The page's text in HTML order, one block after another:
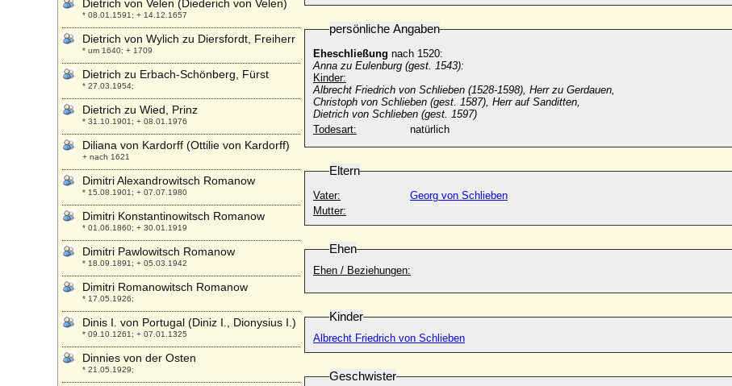
persönliche Angaben
Eheschließung nach 1520:
Anna zu Eulenburg (gest. 1543):
Kinder:
Albrecht Friedrich von Schlieben (1528-1598), Herr zu Gerdauen,
Christoph von Schlieben (gest. 1587), Herr auf Sanditten,
Dietrich von Schlieben (gest. 1597)
Todesart:
natürlich
Eltern
Vater:
Georg von Schlieben
Mutter:
Ehen
Ehen / Beziehungen:
Kinder
Albrecht Friedrich von Schlieben
Geschwister
Dietrich von Velen (Diederich von Velen)
* 08.01.1591; + 14.12.1657
Dietrich von Wylich zu Diersfordt, Freiherr
* um 1640; + 1709
Dietrich zu Erbach-Schönberg, Fürst
* 27.03.1954;
Dietrich zu Wied, Prinz
* 31.10.1901; + 08.01.1976
Diliana von Kardorff (Ottilie von Kardorff)
+ nach 1621
Dimitri Alexandrowitsch Romanow
* 15.08.1901; + 07.07.1980
Dimitri Konstantinowitsch Romanow
* 01.06.1860; + 30.01.1919
Dimitri Pawlowitsch Romanow
* 18.09.1891; + 05.03.1942
Dimitri Romanowitsch Romanow
* 17.05.1926;
Dinis I. von Portugal (Diniz I., Dionysius I.)
* 09.10.1261; + 07.01.1325
Dinnies von der Osten
* 21.05.1929;